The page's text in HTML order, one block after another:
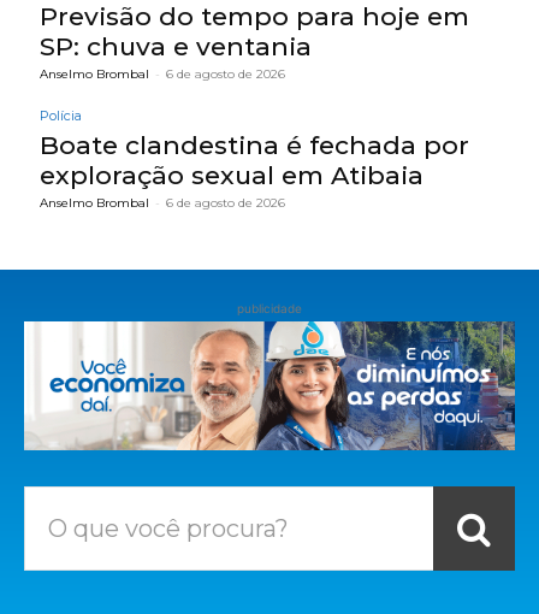
Previsão do tempo para hoje em
SP: chuva e ventania
Anselmo Brombal - 6 de agosto de 2026
Polícia
Boate clandestina é fechada por
exploração sexual em Atibaia
Anselmo Brombal - 6 de agosto de 2026
publicidade
O que você procura?